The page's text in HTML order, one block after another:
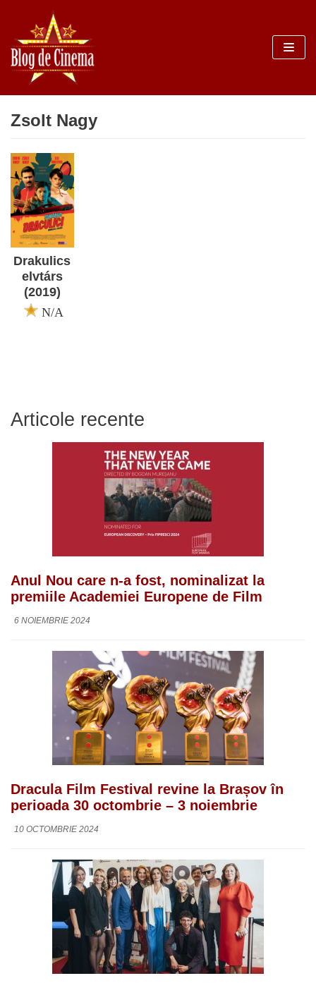
Sari
la
conținut
Zsolt Nagy
Drakulics
elvtárs
(2019)
N/A
Articole recente
Anul Nou care n-a fost, nominalizat la
premiile Academiei Europene de Film
6 NOIEMBRIE 2024
Dracula Film Festival revine la Brașov în
perioada 30 octombrie – 3 noiembrie
10 OCTOMBRIE 2024